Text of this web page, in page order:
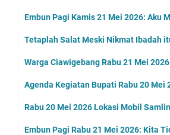
Embun Pagi Kamis 21 Mei 2026: Aku
Tetaplah Salat Meski Nikmat Ibadah
Warga Ciawigebang Rabu 21 Mei
Agenda Kegiatan Bupati Rabu 20 Mei
Rabu 20 Mei 2026 Lokasi Mobil
Embun Pagi Rabu 21 Mei 2026: Kita